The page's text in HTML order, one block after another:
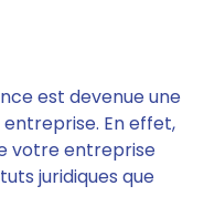
est devenue une
En effet,
votre entreprise
juridiques que